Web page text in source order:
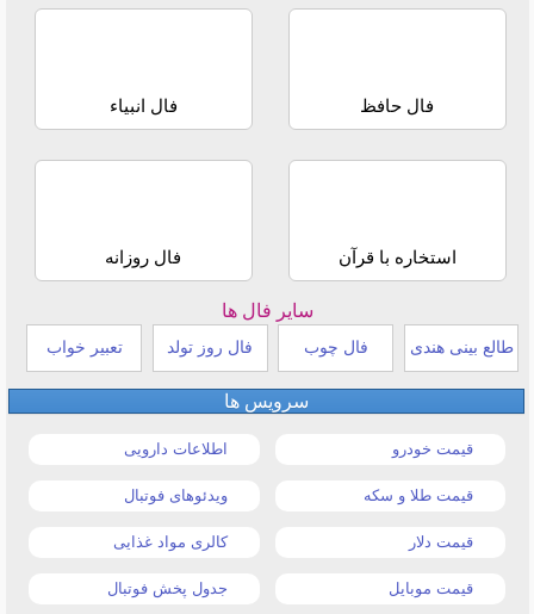
فال حافظ فال انبیاء
استخاره با قرآن فال روزانه
سایر فال ها
طالع بینی هندی فال چوب فال روز تولد تعبیر خواب
سرویس ها
قیمت خودرو اطلاعات دارویی
قیمت طلا و سکه ویدئوهای فوتبال
قیمت دلار کالری مواد غذایی
قیمت موبایل جدول پخش فوتبال